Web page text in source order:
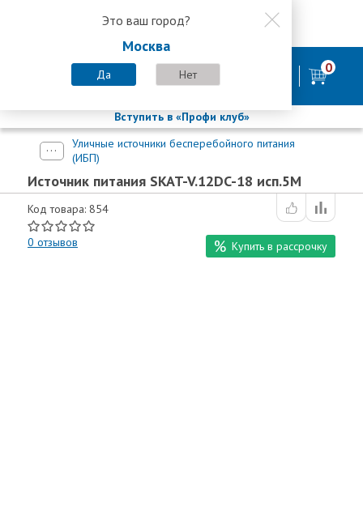
8 800 200-58-35
Это ваш город?
Москва
Да Нет
8 (800) 200-58-35
Пн-Пт с 9:00-18:00. Сб. Вс - выходной 0
Вступить в «Профи клуб»
Уличные источники бесперебойного питания
(ИБП)
Источник питания SKAT-V.12DC-18 исп.5М
Код товара: 854
0 отзывов Купить в рассрочку